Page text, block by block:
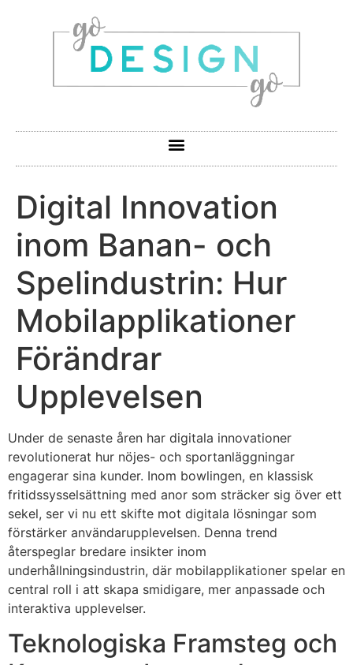
Digital Innovation
inom Banan- och
Spelindustrin: Hur
Mobilapplikationer
Förändrar
Upplevelsen
Under de senaste åren har digitala innovationer
revolutionerat hur nöjes- och sportanläggningar
engagerar sina kunder. Inom bowlingen, en klassisk
fritidssysselsättning med anor som sträcker sig över ett
sekel, ser vi nu ett skifte mot digitala lösningar som
förstärker användarupplevelsen. Denna trend
återspeglar bredare insikter inom
underhållningsindustrin, där mobilapplikationer spelar en
central roll i att skapa smidigare, mer anpassade och
interaktiva upplevelser.
Teknologiska Framsteg och